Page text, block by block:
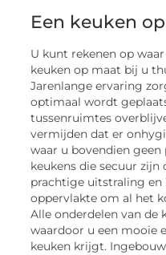
Een keuken
U kunt rekenen op
keuken op maat bij u
Jarenlange ervaring
optimaal wordt
tussenruimtes
vermijden dat er
waar u bovendien
keukens die secuur zijn
prachtige uitstraling en
oppervlakte om al het
Alle onderdelen van de
waardoor u een mooie
keuken krijgt.